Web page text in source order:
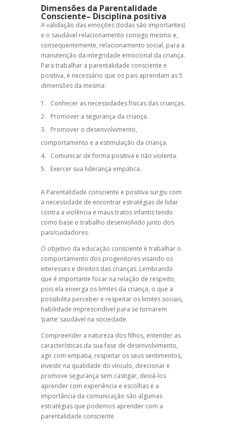
Dimensões da Parentalidade
Consciente– Disciplina positiva
A validação das emoções (todas são importantes)
e o saudável relacionamento consigo mesmo e,
consequentemente, relacionamento social, para a
manutenção da integridade emocional da criança.
Para trabalhar a parentalidade consciente e
positiva, é necessário que os pais aprendam as 5
dimensões da mesma:
Conhecer as necessidades físicas das crianças.
Promover a segurança da criança.
Promover o desenvolvimento,
comportamento e a estimulação da criança.
Comunicar de forma positiva e não violenta.
Exercer sua liderança empática.
A Parentalidade consciente e positiva surgiu com
a necessidade de encontrar estratégias de lidar
contra a violência e maus tratos infantis tendo
como base o trabalho desenvolvido junto dos
pais/cuidadores.
O objetivo da educação consciente é trabalhar o
comportamento dos progenitores visando os
interesses e direitos das crianças. Lembrando
que é importante focar na relação de respeito,
pois ela enxerga os limites da criança, o que a
possibilita perceber e respeitar os limites sociais,
habilidade imprescindível para se tornarem
‘parte’ saudável na sociedade.
Compreender a natureza dos filhos, entender as
características da sua fase de desenvolvimento,
agir com empatia, respeitar os seus sentimentos,
investir na qualidade do vínculo, direcionar e
promove segurança sem castigar, deixá-los
aprender com experiência e escolhas e a
importância da comunicação são algumas
estratégias que podemos aprender com a
parentalidade consciente.